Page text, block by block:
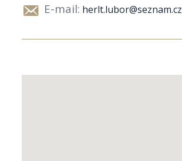
E-mail: herlt.lubor@seznam.cz